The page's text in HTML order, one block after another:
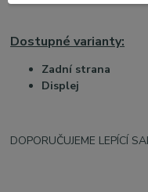
Dostupné varianty:
Zadní strana
Displej
DOPORUČUJEME LEPÍCÍ